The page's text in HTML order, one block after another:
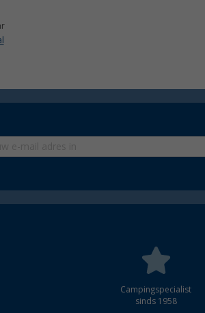
Campingspecialist
sinds 1958